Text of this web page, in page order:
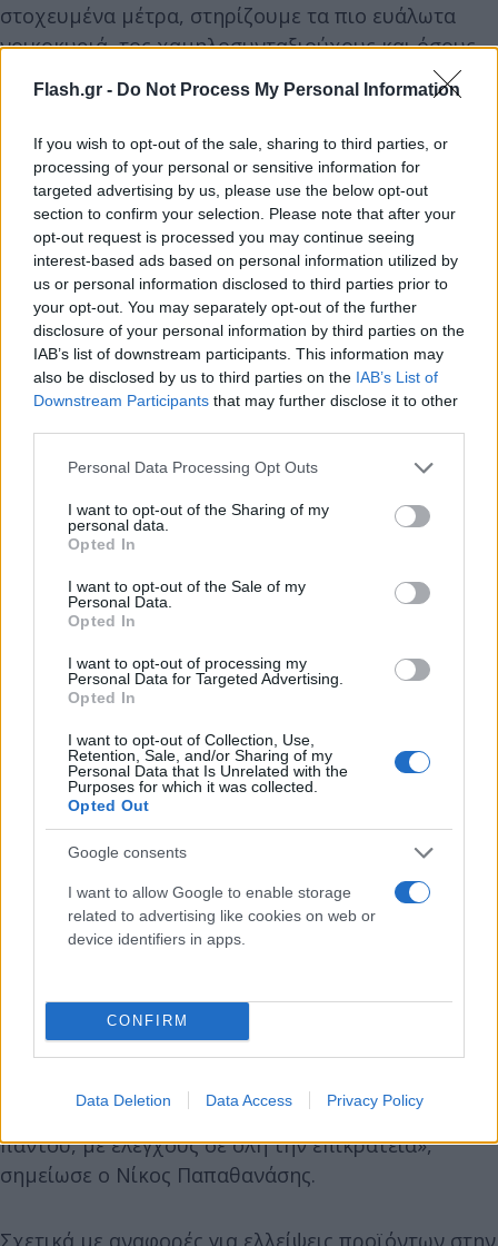
Flash.gr - Do Not Process My Personal Information
If you wish to opt-out of the sale, sharing to third parties, or
processing of your personal or sensitive information for
targeted advertising by us, please use the below opt-out
section to confirm your selection. Please note that after your
opt-out request is processed you may continue seeing
interest-based ads based on personal information utilized by
us or personal information disclosed to third parties prior to
your opt-out. You may separately opt-out of the further
disclosure of your personal information by third parties on the
IAB’s list of downstream participants. This information may
also be disclosed by us to third parties on the IAB’s List of
Downstream Participants that may further disclose it to other
Please note that this website/app uses one or more Google
not limited to your visit or usage behaviour. You may click to
grant or deny consent to Google and its third-party tags to
use your data for below specified purposes in below Google
consent section.
Personal Data Processing Opt Outs
I want to opt-out of the Sharing of my
personal data.
Opted In
I want to opt-out of the Sale of my
Personal Data.
Opted In
I want to opt-out of processing my
Personal Data for Targeted Advertising.
Opted In
I want to opt-out of Collection, Use,
Retention, Sale, and/or Sharing of my
Personal Data that Is Unrelated with the
Purposes for which it was collected.
Opted Out
Google consents
I want to allow Google to enable storage
related to advertising like cookies on web or
device identifiers in apps.
CONFIRM
Data Deletion Data Access Privacy Policy
στοχευμένα μέτρα, στηρίζουμε τα πιο ευάλωτα
νοικοκυριά, τος χαμηλοσυνταξιούχους και όσους
πραγματικά έχουν ανάγκη», συμπληρώνοντας πως
«όλα τα μέτρα είναι στο τραπέζι και
αξιολογούνται,όμως αυτό που στοχεύουμε είναι
η στήριξη των συμπολιτών που έχουν ανάγκη» και
ότι«μια μείωση του ΦΠΑ, ίσως δεν φτάσει στον
τελικό καταναλωτή».
«Καθημερινά γίνονται έλεγχοι και
επιβάλλονται πρόστιμα για αισχροκέρδεια.
είμαστε αμείλικτοι στο κομμάτι της
αισχροκέρδειας. Αυτοί που θα σκεφτούν να
αισχροκερδήσουν, να ξέρουν ότι θα είμαστε
παντού, με ελέγχους σε όλη την επικράτεια»,
σημείωσε ο Νίκος Παπαθανάσης.
Σχετικά με αναφορές για ελλείψεις προϊόντων στην